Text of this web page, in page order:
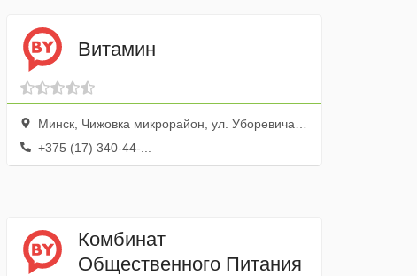
Витамин
Минск, Чижовка микрорайон, ул. Уборевича, 73а
+375 (17) 340-44-...
Комбинат
Общественного Питания